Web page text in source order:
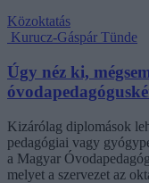
Közoktatás
Kurucz-Gáspár Tünde
Úgy néz ki,
Kizárólag diplomások
pedagógiai vagy
a Magyar
melyet a szervezet az